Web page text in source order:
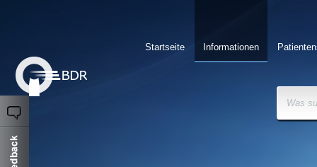
Informationen
Startseite
Was